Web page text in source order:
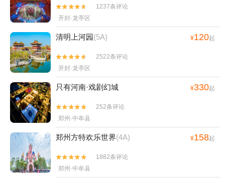


1237条评论
开封·龙亭区
清明上河园(5A) ¥120起


2522条评论
开封·龙亭区
只有河南·戏剧幻城 ¥330起


252条评论
郑州·中牟县
郑州方特欢乐世界(4A) ¥158起


1882条评论
郑州·中牟县